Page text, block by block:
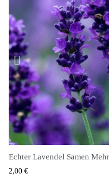
Echter Lavendel Samen
2,00 €